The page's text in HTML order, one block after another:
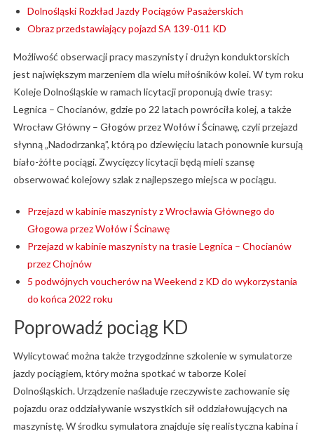
Dolnośląski Rozkład Jazdy Pociągów Pasażerskich
Obraz przedstawiający pojazd SA 139-011 KD
Możliwość obserwacji pracy maszynisty i drużyn konduktorskich
jest największym marzeniem dla wielu miłośników kolei. W tym roku
Koleje Dolnośląskie w ramach licytacji proponują dwie trasy:
Legnica – Chocianów, gdzie po 22 latach powróciła kolej, a także
Wrocław Główny – Głogów przez Wołów i Ścinawę, czyli przejazd
słynną „Nadodrzanką”, którą po dziewięciu latach ponownie kursują
biało-żółte pociągi. Zwycięzcy licytacji będą mieli szansę
obserwować kolejowy szlak z najlepszego miejsca w pociągu.
Przejazd w kabinie maszynisty z Wrocławia Głównego do
Głogowa przez Wołów i Ścinawę
Przejazd w kabinie maszynisty na trasie Legnica – Chocianów
przez Chojnów
5 podwójnych voucherów na Weekend z KD do wykorzystania
do końca 2022 roku
Poprowadź pociąg KD
Wylicytować można także trzygodzinne szkolenie w symulatorze
jazdy pociągiem, który można spotkać w taborze Kolei
Dolnośląskich. Urządzenie naśladuje rzeczywiste zachowanie się
pojazdu oraz oddziaływanie wszystkich sił oddziałowujących na
maszynistę. W środku symulatora znajduje się realistyczna kabina i